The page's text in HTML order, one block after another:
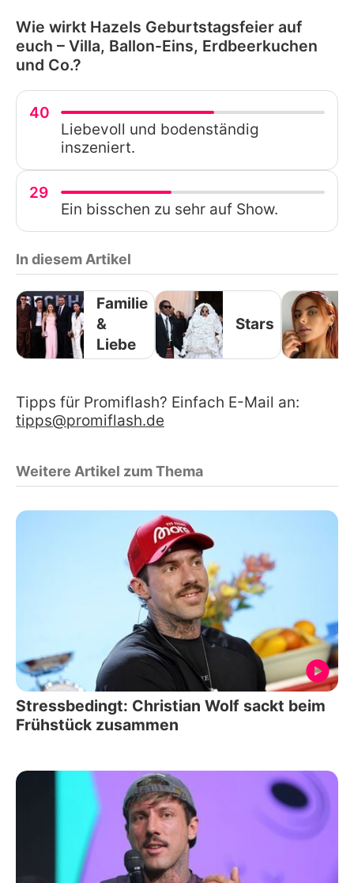
Wie wirkt Hazels Geburtstagsfeier auf
euch – Villa, Ballon-Eins, Erdbeerkuchen
und Co.?
40
Liebevoll und bodenständig
inszeniert.
29
Ein bisschen zu sehr auf Show.
In diesem Artikel
Familie
&
Liebe
Stars
Tipps für Promiflash? Einfach E-Mail an:
tipps@promiflash.de
Weitere Artikel zum Thema
Stressbedingt: Christian Wolf sackt beim
Frühstück zusammen